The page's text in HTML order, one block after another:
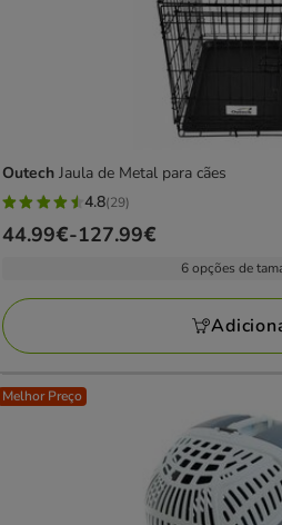
Outech Jaula de Metal para cães
4.8
estrelas
29
avaliações
4.8(29)
Preço
a
127.99€
44.99€-127.99€
6 opções de
Melhor Preço